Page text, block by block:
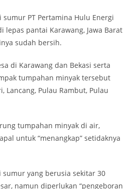
PT Pertamina Hulu Energi
lepas pantai Karawang, Jawa Barat
sudah bersih.
di Karawang dan Bekasi serta
tumpahan minyak tersebut
Lancang, Pulau Rambut, Pulau
tumpahan minyak di air,
untuk “menangkap” setidaknya
sumur yang berusia sekitar 30
namun diperlukan “pengeboran